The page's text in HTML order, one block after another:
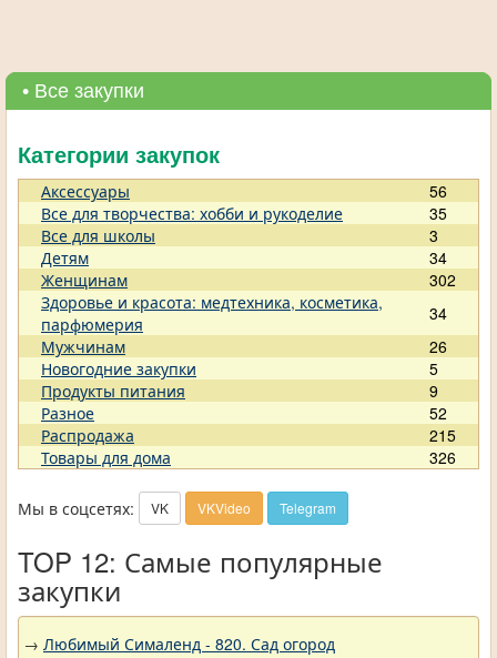
• Все закупки
Категории закупок
Аксессуары
56
Все для творчества: хобби и рукоделие
35
Все для школы
3
Детям
34
Женщинам
302
Здоровье и красота: медтехника, косметика,
парфюмерия
34
Мужчинам
26
Новогодние закупки
5
Продукты питания
9
Разное
52
Распродажа
215
Товары для дома
326
Мы в соцсетях: VK VKVideo Telegram
TOP 12: Самые популярные
закупки
→ Любимый Сималенд - 820. Сад огород